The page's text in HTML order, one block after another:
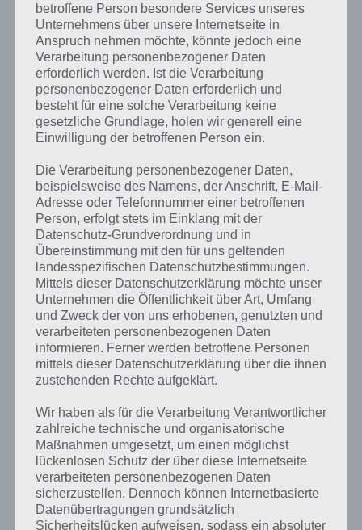
Kurze Begriffserklärung zur Lösung
Anrufen
Anrufen ist die Lösung für das tägliche Rätsel am 15.8.2021 in 4 Bilder
1 Wort, doch welche Bedeutung hat dieses eigentlich und was gibt es
bestimmten Lösungen präsentieren wir daher auch immer eine
kurze Begriffserklärung!
Zu Anrufen haben wir zunächst keine weiteren Informationen parat!
betroffene Person besondere Services unseres
Unternehmens über unsere Internetseite in
Anspruch nehmen möchte, könnte jedoch eine
Verarbeitung personenbezogener Daten
erforderlich werden. Ist die Verarbeitung
personenbezogener Daten erforderlich und
besteht für eine solche Verarbeitung keine
gesetzliche Grundlage, holen wir generell eine
Einwilligung der betroffenen Person ein.
Die Verarbeitung personenbezogener Daten,
beispielsweise des Namens, der Anschrift, E-Mail-
Adresse oder Telefonnummer einer betroffenen
Person, erfolgt stets im Einklang mit der
Datenschutz-Grundverordnung und in
Übereinstimmung mit den für uns geltenden
landesspezifischen Datenschutzbestimmungen.
Mittels dieser Datenschutzerklärung möchte unser
Unternehmen die Öffentlichkeit über Art, Umfang
und Zweck der von uns erhobenen, genutzten und
verarbeiteten personenbezogenen Daten
informieren. Ferner werden betroffene Personen
mittels dieser Datenschutzerklärung über die ihnen
zustehenden Rechte aufgeklärt.
Wir haben als für die Verarbeitung Verantwortlicher
zahlreiche technische und organisatorische
Maßnahmen umgesetzt, um einen möglichst
lückenlosen Schutz der über diese Internetseite
verarbeiteten personenbezogenen Daten
sicherzustellen. Dennoch können Internetbasierte
Datenübertragungen grundsätzlich
Sicherheitslücken aufweisen, sodass ein absoluter